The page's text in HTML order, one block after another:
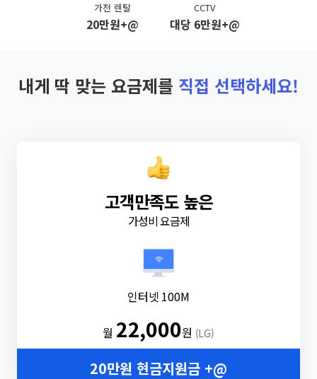
가전 렌탈
20만원+@
CCTV
대당 6만원+@
내게 딱 맞는 요금제를 직접 선택하세요!
고객만족도 높은
가성비 요금제
인터넷 100M
월 22,000원 (LG)
20만원 현금지원금 +@